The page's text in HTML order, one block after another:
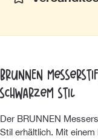
BRUNNEN
schwarzem Stil
Der BRUNNEN
Stil erhältlich. Mit